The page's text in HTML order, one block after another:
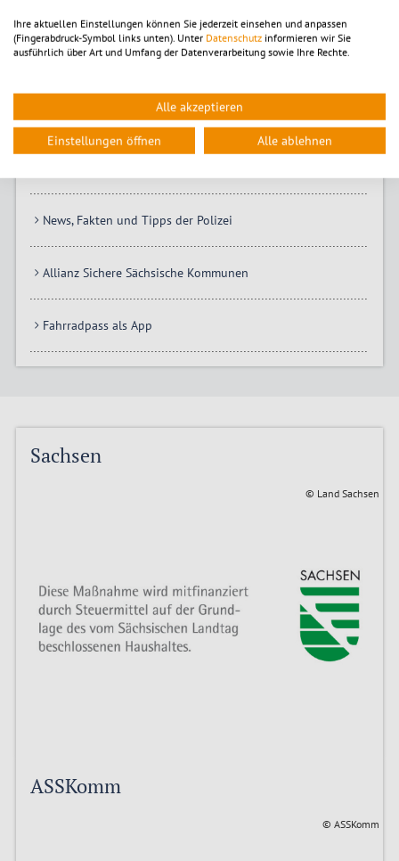
Ort. Durch ihre Präsenz ermöglichen sie den direkten Kontakt
und vermitteln ein größeres Gefühl der Sicherheit.
Kontaktdaten und Zuständigkeiten
Weiterführende Links
News, Fakten und Tipps der Polizei
Allianz Sichere Sächsische Kommunen
Fahrradpass als App
Sachsen
© Land Sachsen
ASSKomm
© ASSKomm
Ihre aktuellen Einstellungen können Sie jederzeit einsehen und anpassen
(Fingerabdruck-Symbol links unten). Unter Datenschutz informieren wir Sie
ausführlich über Art und Umfang der Datenverarbeitung sowie Ihre Rechte.
Alle akzeptieren
Einstellungen öffnen Alle ablehnen